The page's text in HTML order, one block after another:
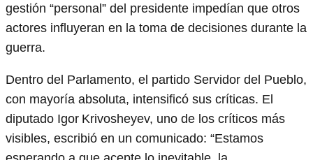
gestión “personal” del presidente impedían que otros
actores influyeran en la toma de decisiones durante la
guerra.
Dentro del Parlamento, el partido Servidor del Pueblo,
con mayoría absoluta, intensificó sus críticas. El
diputado Igor Krivosheyev, uno de los críticos más
visibles, escribió en un comunicado: “Estamos